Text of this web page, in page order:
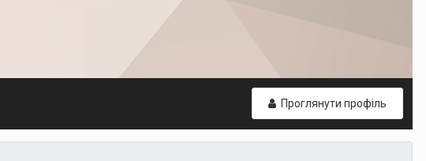
Проглянути профіль